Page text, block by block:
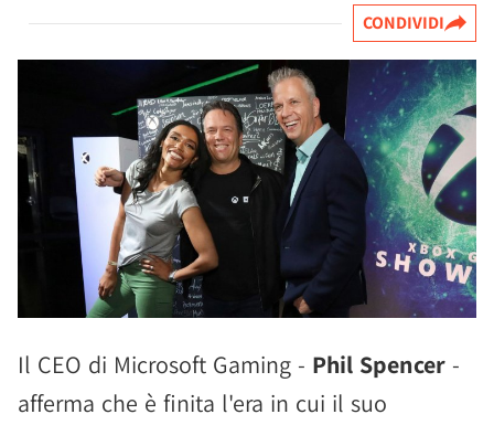
CONDIVIDI
Il CEO di Microsoft Gaming - Phil Spencer -
afferma che è finita l'era in cui il suo